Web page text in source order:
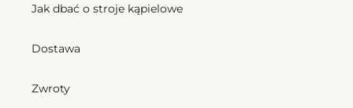
Jak dbać o stroje kąpielowe
Dostawa
Zwroty